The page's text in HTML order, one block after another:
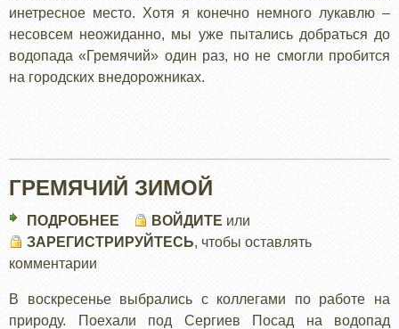
инетресное место. Хотя я конечно немного лукавлю –
несовсем неожиданно, мы уже пытались добраться до
водопада «Гремячий» один раз, но не смогли пробится
на городских внедорожниках.
ГРЕМЯЧИЙ ЗИМОЙ
ПОДРОБНЕЕ
ГРЕМЯЧИЙ
ВОЙДИТЕ или
ЗАРЕГИСТРИРУЙТЕСЬ, чтобы оставлять
комментарии
В воскресенье выбрались с коллегами по работе на
природу. Поехали под Сергиев Посад на водопад